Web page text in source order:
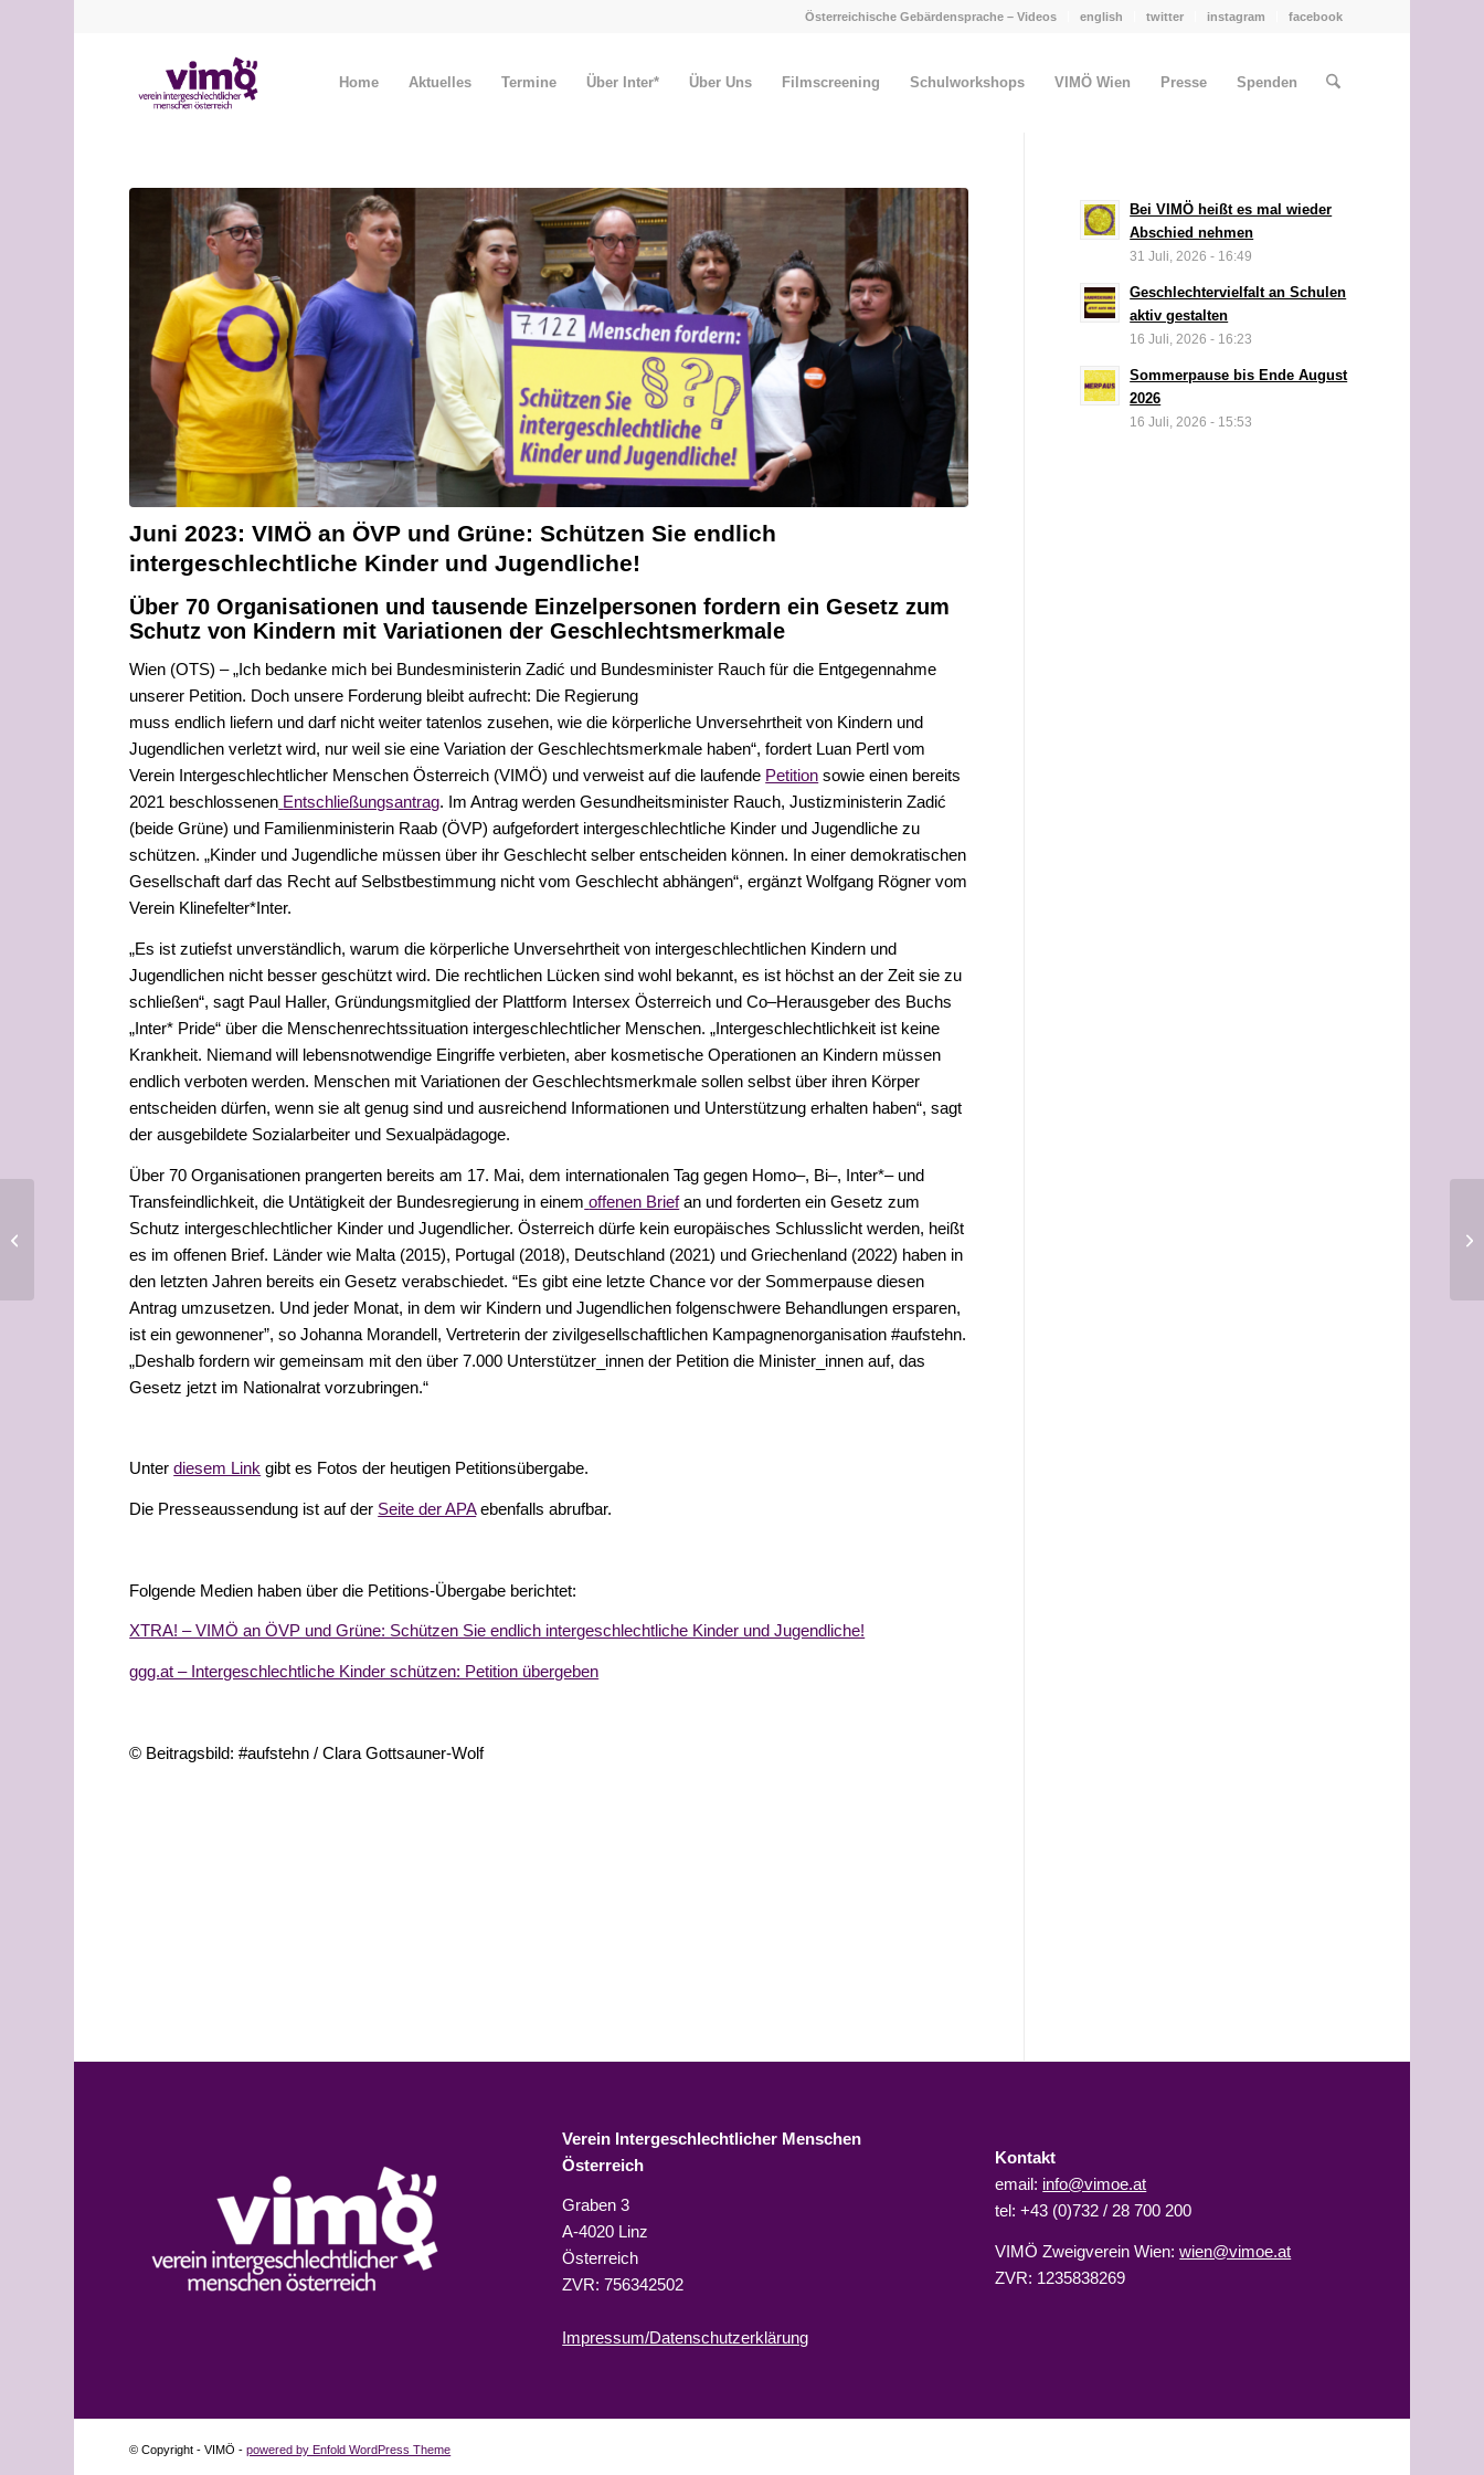
Österreichische Gebärdensprache – Videos english twitter instagram facebook
Home Aktuelles Termine Über Inter* Über Uns Filmscreening Schulworkshops VIMÖ Wien Presse Spenden
Juni 2023: VIMÖ an ÖVP und Grüne: Schützen Sie endlich
intergeschlechtliche Kinder und Jugendliche!
Über 70 Organisationen und tausende Einzelpersonen fordern ein Gesetz zum
Schutz von Kindern mitVariationen der Geschlechtsmerkmale
Wien (OTS) – „Ich bedanke mich bei Bundesministerin Zadić und Bundesminister Rauch für die Entgegennahme
unserer Petition. Doch unsere Forderung bleibt aufrecht: Die Regierung
muss endlich liefern und darf nicht weiter tatenlos zusehen, wie die körperliche Unversehrtheit von Kindern und
Jugendlichen verletzt wird, nur weil sie eine Variation der Geschlechtsmerkmale haben“, fordert Luan Pertl vom
Verein Intergeschlechtlicher Menschen Österreich (VIMÖ) und verweist auf die laufende Petition sowie einen bereits
2021 beschlossenen Entschließungsantrag. Im Antrag werden Gesundheitsminister Rauch, Justizministerin Zadić
(beide Grüne) und Familienministerin Raab (ÖVP) aufgefordert intergeschlechtliche Kinder und Jugendliche zu
schützen. „Kinder und Jugendliche müssen über ihr Geschlecht selber entscheiden können. In einer demokratischen
Gesellschaft darf das Recht auf Selbstbestimmung nicht vom Geschlecht abhängen“, ergänzt Wolfgang Rögnervom
Verein Klinefelter* Inter.
„Es ist zutiefst unverständlich, warum die körperliche Unversehrtheit von intergeschlechtlichen Kindern und
Jugendlichen nicht besser geschützt wird. Die rechtlichen Lücken sind wohl bekannt, es ist höchst an der Zeit sie zu
schließen“, sagt Paul Haller, Gründungsmitglied der Plattform Intersex Österreich und Co–Herausgeber des Buchs
„Inter* Pride“ über die Menschenrechtssituation intergeschlechtlicher Menschen. „Intergeschlechtlichkeit ist keine
Krankheit. Niemand will lebensnotwendige Eingriffe verbieten, aber kosmetische Operationen an Kindern müssen
endlich verboten werden. Menschen mit Variationen der Geschlechtsmerkmale sollen selbst über ihren Körper
entscheiden dürfen, wenn sie alt genug sind und ausreichend Informationen und Unterstützung erhalten haben“, sagt
der ausgebildete Sozialarbeiter und Sexualpädagoge.
Über 70 Organisationen prangerten bereits am 17. Mai, dem internationalen Tag gegen Homo–, Bi–, Inter*– und
Transfeindlichkeit, die Untätigkeit der Bundesregierung in einem offenen Brief an und forderten ein Gesetz zum
Schutz intergeschlechtlicher Kinder und Jugendlicher. Österreich dürfe kein europäisches Schlusslicht werden, heißt
es im offenen Brief. Länder wie Malta (2015), Portugal (2018), Deutschland (2021) und Griechenland (2022) haben in
den letzten Jahren bereits ein Gesetz verabschiedet. “Es gibt eine letzte Chance vor der Sommerpause diesen
Antrag umzusetzen. Und jeder Monat, in dem wir Kindern und Jugendlichen folgenschwere Behandlungen ersparen,
ist ein gewonnener”, so Johanna Morandell, Vertreterin der zivilgesellschaftlichen Kampagnenorganisation #aufstehn.
„Deshalb fordern wir gemeinsam mit den über 7.000 Unterstützer_innen der Petition die Minister_innen auf, das
Gesetz jetzt im Nationalrat vorzubringen.“
Unterdiesem Link gibt es Fotos der heutigen Petitionsübergabe.
Die Presseaussendung ist auf der Seite der APAebenfalls abrufbar.
Folgende Medien haben über die Petitions-Übergabe berichtet:
XTRA! – VIMÖ an ÖVP und Grüne: Schützen Sie endlich intergeschlechtliche Kinder und Jugendliche!
ggg.at – Intergeschlechtliche Kinder schützen: Petition übergeben
© Beitragsbild: #aufstehn / Clara Gottsauner-Wolf
Bei VIMÖ heißt es mal wieder
Abschied nehmen
31 Juli, 2026 - 16:49
Geschlechtervielfalt an Schulen
aktiv gestalten
16 Juli, 2026 - 16:23
Sommerpause bis Ende August
2026
16 Juli, 2026 - 15:53
Verein Intergeschlechtlicher Menschen
Österreich
Graben 3
A-4020 Linz
Österreich
ZVR: 756342502
Impressum/Datenschutzerklärung
Kontakt
email: info@vimoe.at
tel: +43 (0)732 / 28 700 200
VIMÖ Zweigverein Wien:wien@vimoe.at
ZVR: 1235838269
© Copyright - VIMÖ -powered by Enfold WordPress Theme
Juni 2023: Übersicht
über Veranstaltungen im
Pride-Month mit VIMÖ-